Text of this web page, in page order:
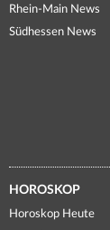
Rhein-Main News
Südhessen News
HOROSKOP
Horoskop Heute